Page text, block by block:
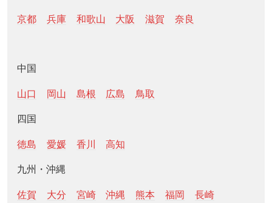
京都 兵庫 和歌山 大阪 滋賀 奈良
中国
山口 岡山 島根 広島 鳥取
四国
徳島 愛媛 香川 高知
九州・沖縄
佐賀 大分 宮崎 沖縄 熊本 福岡
長崎